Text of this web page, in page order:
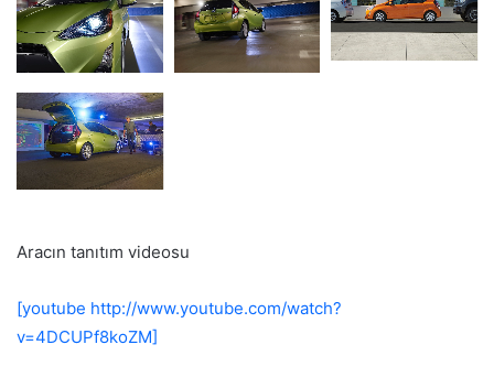
Aracın tanıtım videosu
[youtube http://www.youtube.com/watch?
v=4DCUPf8koZM]